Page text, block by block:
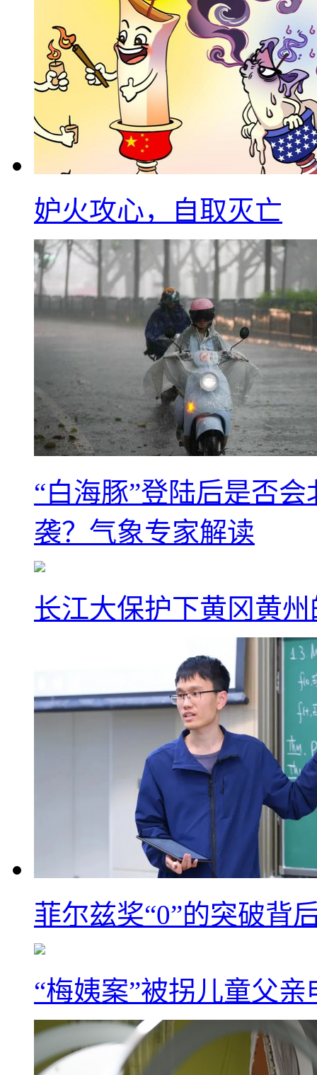
妒火攻心，自取灭亡
“白海豚”登陆后是否
袭？气象专家解读
长江大保护下黄冈黄
菲尔兹奖“0”的突破背
“梅姨案”被拐儿童父